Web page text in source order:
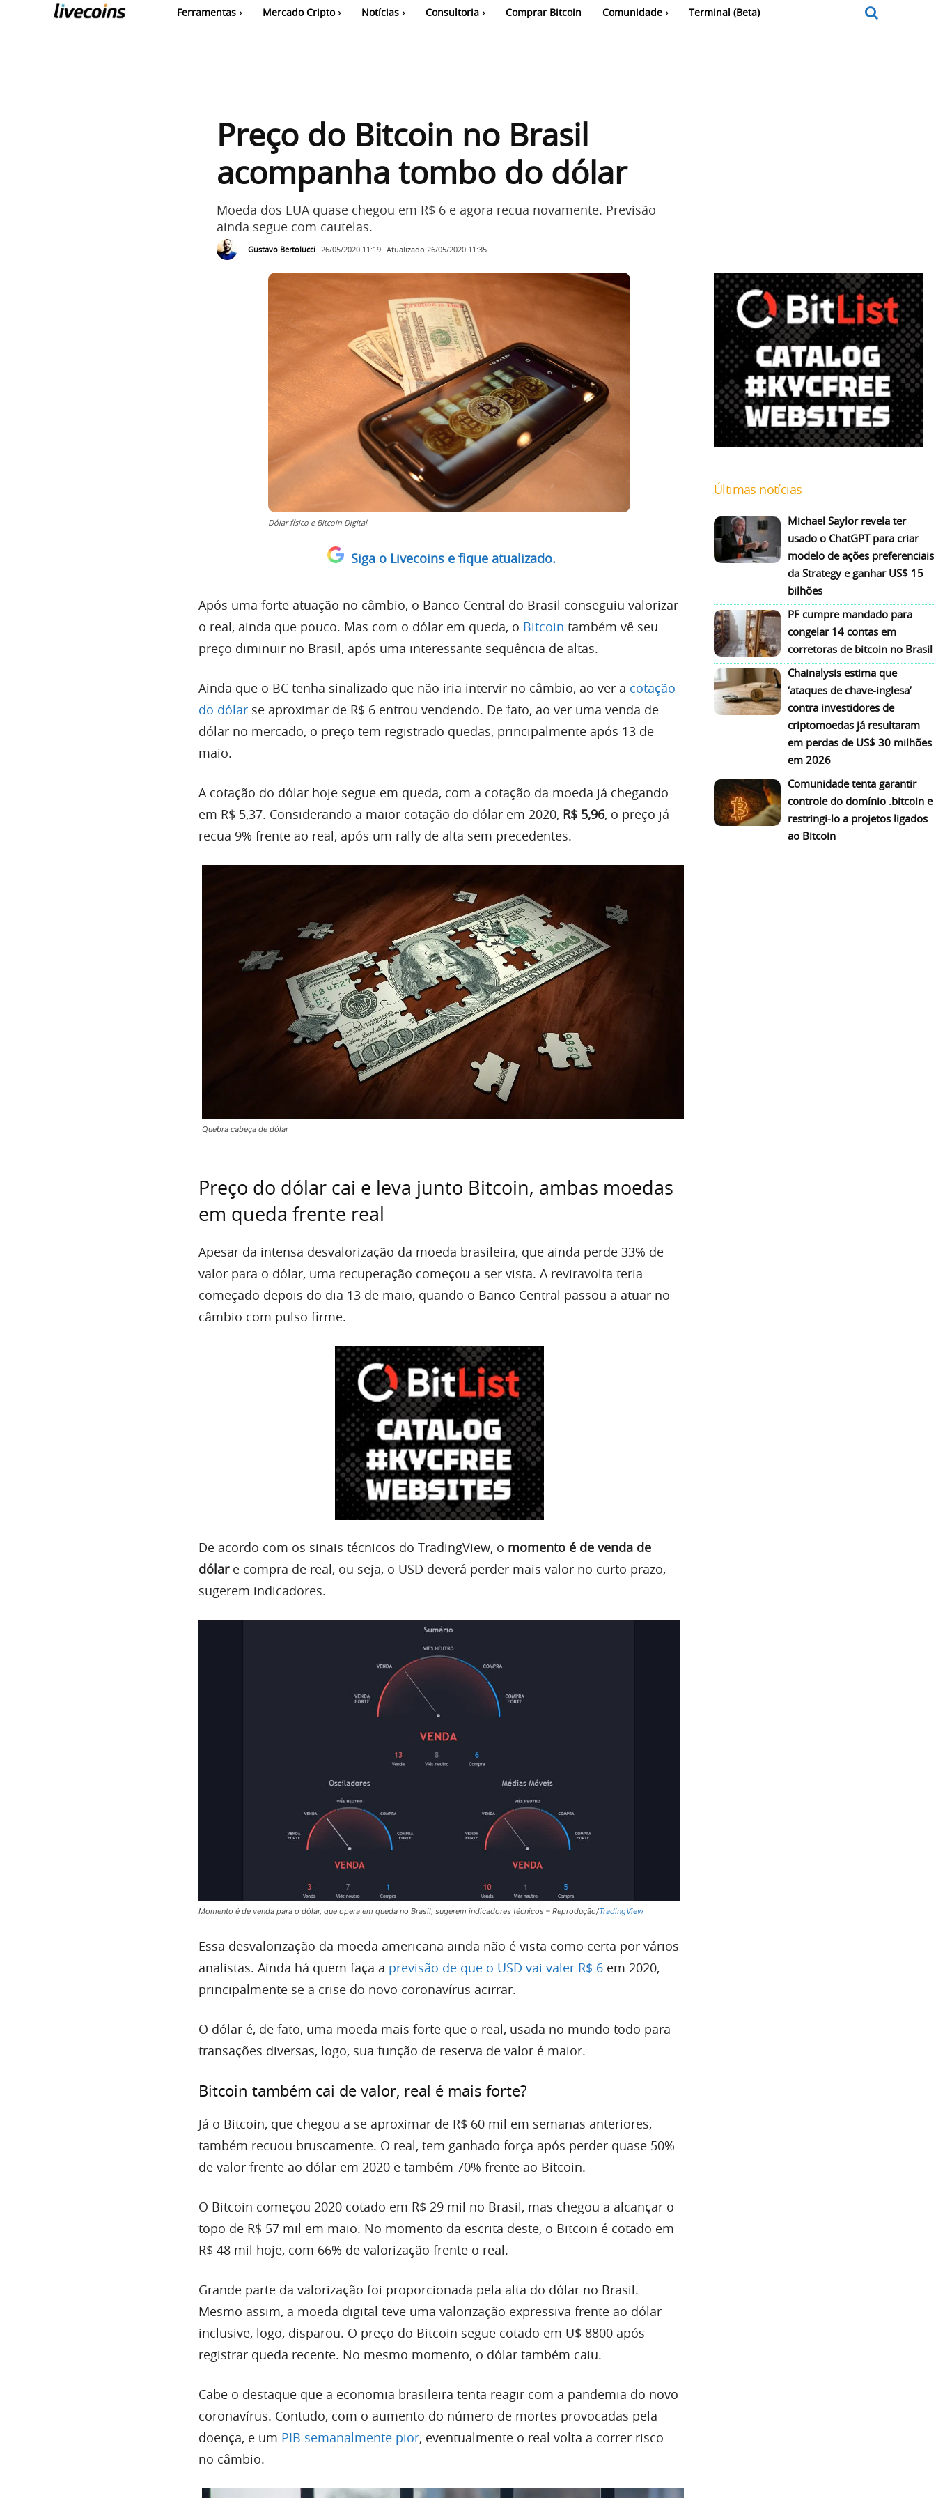
Ferramentas Mercado Cripto Notícias Consultoria Comprar Bitcoin Comunidade Terminal (Beta)
Preço do Bitcoin no Brasil
acompanha tombo do dólar
Moeda dos EUA quase chegou em R$ 6 e agora recua novamente. Previsão
ainda segue com cautelas.
Gustavo Bertolucci 26/05/2020 11:19 Atualizado 26/05/2020 11:35
Dólar físico e Bitcoin Digital
Siga o Livecoins e fique atualizado.
Após uma forte atuação no câmbio, o Banco Central do Brasil conseguiu valorizar
o real, ainda que pouco. Mas com o dólar em queda, o Bitcoin também vê seu
preço diminuir no Brasil, após uma interessante sequência de altas.
Ainda que o BC tenha sinalizado que não iria intervir no câmbio, ao ver a cotação
do dólar se aproximar de R$ 6 entrou vendendo. De fato, ao ver uma venda de
dólar no mercado, o preço tem registrado quedas, principalmente após 13 de
maio.
A cotação do dólar hoje segue em queda, com a cotação da moeda já chegando
em R$ 5,37. Considerando a maior cotação do dólar em 2020, R$ 5,96, o preço já
recua 9% frente ao real, após um rally de alta sem precedentes.
Quebra cabeça de dólar
Preço do dólar cai e leva junto Bitcoin, ambas moedas
em queda frente real
Apesar da intensa desvalorização da moeda brasileira, que ainda perde 33% de
valor para o dólar, uma recuperação começou a ser vista. A reviravolta teria
começado depois do dia 13 de maio, quando o Banco Central passou a atuar no
câmbio com pulso firme.
De acordo com os sinais técnicos do TradingView, o momento é de venda de
dólare compra de real, ou seja, o USD deverá perder mais valor no curto prazo,
sugerem indicadores.
Momento é de venda para o dólar, que opera em queda no Brasil, sugerem indicadores técnicos – Reprodução/TradingView
Essa desvalorização da moeda americana ainda não é vista como certa por vários
analistas. Ainda há quem faça a previsão de que o USD vai valer R$ 6 em 2020,
principalmente se a crise do novo coronavírus acirrar.
O dólar é, de fato, uma moeda mais forte que o real, usada no mundo todo para
transações diversas, logo, sua função de reserva de valor é maior.
Bitcoin também cai de valor, real é mais forte?
Já o Bitcoin, que chegou a se aproximar de R$ 60 mil em semanas anteriores,
também recuou bruscamente. O real, tem ganhado força após perder quase 50%
de valor frente ao dólar em 2020 e também 70% frente ao Bitcoin.
O Bitcoin começou 2020 cotado em R$ 29 mil no Brasil, mas chegou a alcançar o
topo de R$ 57 mil em maio. No momento da escrita deste, o Bitcoin é cotado em
R$ 48 mil hoje, com 66% de valorização frente o real.
Grande parte da valorização foi proporcionada pela alta do dólar no Brasil.
Mesmo assim, a moeda digital teve uma valorização expressiva frente ao dólar
inclusive, logo, disparou. O preço do Bitcoin segue cotado em U$ 8800 após
registrar queda recente. No mesmo momento, o dólar também caiu.
Cabe o destaque que a economia brasileira tenta reagir com a pandemia do novo
coronavírus. Contudo, com o aumento do número de mortes provocadas pela
doença, e um PIB semanalmente pior, eventualmente o real volta a correr risco
no câmbio.
Últimas notícias
Michael Saylor revela ter
usado o ChatGPT para criar
modelo de ações preferenciais
da Strategy e ganhar US$ 15
bilhões
PF cumpre mandado para
congelar 14 contas em
corretoras de bitcoin no Brasil
Chainalysis estima que
‘ataques de chave-inglesa’
contra investidores de
criptomoedas já resultaram
em perdas de US$ 30 milhões
em 2026
Comunidade tenta garantir
controle do domínio .bitcoin e
restringi-lo a projetos ligados
ao Bitcoin